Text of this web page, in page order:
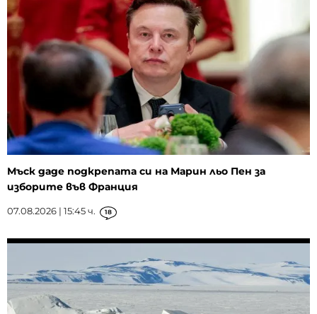
Мъск даде подкрепата си на Марин льо Пен за
изборите във Франция
07.08.2026 | 15:45 ч. 18